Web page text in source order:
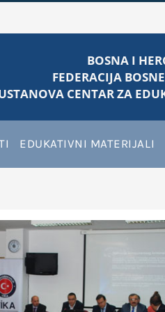
BOSNA I
FEDERACIJA
CENTAR ZA
EDUKATIVNI MATERIJALI